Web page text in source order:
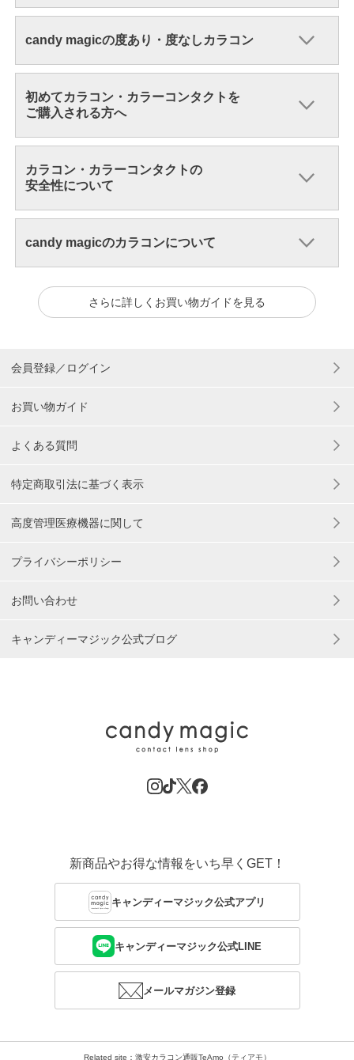
candy magicの度あり・度なしカラコン
初めてカラコン・カラーコンタクトを
ご購入される方へ
カラコン・カラーコンタクトの
安全性について
candy magicのカラコンについて
さらに詳しくお買い物ガイドを見る
会員登録／ログイン
お買い物ガイド
よくある質問
特定商取引法に基づく表示
高度管理医療機器に関して
プライバシーポリシー
お問い合わせ
キャンディーマジック公式ブログ
新商品やお得な情報をいち早くGET！
キャンディーマジック公式アプリ
キャンディーマジック公式LINE
メールマガジン登録
Related site：激安カラコン通販TeAmo（ティアモ）